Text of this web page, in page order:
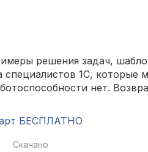
решения задач,
1С, которые
нет.
БЕСПЛАТНО
Скачано